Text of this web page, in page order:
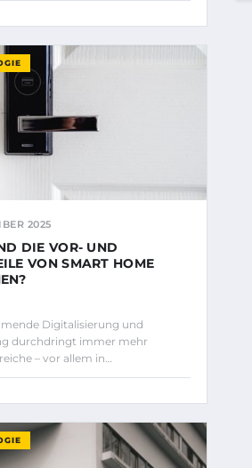
2025
DIE VOR- UND
VON SMART HOME
Digitalisierung und
durchdringt immer mehr
– vor allem in…